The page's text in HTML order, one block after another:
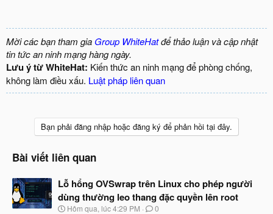
Mời các bạn tham gia Group WhiteHatđể thảo luận và cập nhật
tin tức an ninh mạng hàng ngày.
Lưu ý từ WhiteHat: Kiến thức an ninh mạng để phòng chống,
không làm điều xấu. Luật pháp liên quan
Bạn phải đăng nhập hoặc đăng ký để phản hồi tại đây.
Bài viết liên quan
Lỗ hổng OVSwrap trên Linux cho phép người
dùng thường leo thang đặc quyền lên root
N
Hôm qua, lúc 4:29 PM 0